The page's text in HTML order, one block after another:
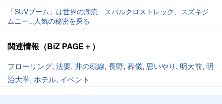
「SUVブーム」は世界の潮流 スバルクロストレック、スズキジ
ムニー...人気の秘密を探る
関連情報（BiZ PAGE＋）
フローリング, 法要, 井の頭線, 長野, 葬儀, 思いやり, 明大前, 明
治大学, ホテル, イベント